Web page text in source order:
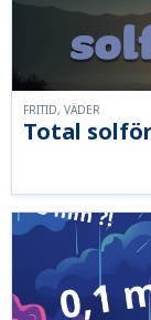
Total
FRITID, VÄDER